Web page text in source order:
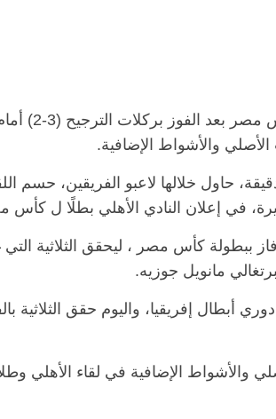
توج الفريق الأول لكرة القدم بنادي
والأشواط الإضافية.
لاعبو الفريقين ماراثونا كبيرا، من خلال 120 دقيقة، حاول خلالها لاعبو
في إعلان النادي الأهلي بطلًا ل كأس
فاز ببطولة كأس مصر ، ليحقق الثلاثية
أبطال إفريقيا، واليوم حقق الثلاثية
والأشواط الإضافية في لقاء الأهلي
الرئيسية ناس وناس
حسين عبدالهادي فارس مقاومة
الخصخصة الذي دافع عن المال العام
21 فبراير، 2026